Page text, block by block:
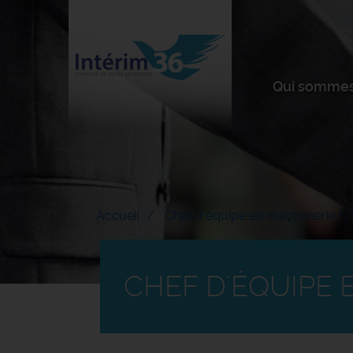
Qui
Accueil Chef d'équipe en maçonnerie f/
CHEF D'ÉQUIPE